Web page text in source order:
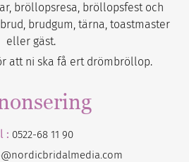
bröllopsresa, bröllopsfest och
brudgum, tärna, toastmaster
eller gäst.
att ni ska få ert drömbröllop.
: 0522-68 11 90